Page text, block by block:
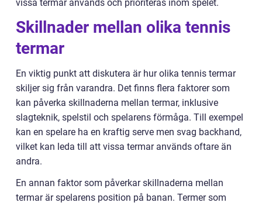
vissa termar används och prioriteras inom spelet.
Skillnader mellan olika tennis
termar
En viktig punkt att diskutera är hur olika tennis termar
skiljer sig från varandra. Det finns flera faktorer som
kan påverka skillnaderna mellan termar, inklusive
slagteknik, spelstil och spelarens förmåga. Till exempel
kan en spelare ha en kraftig serve men svag backhand,
vilket kan leda till att vissa termar används oftare än
andra.
En annan faktor som påverkar skillnaderna mellan
termar är spelarens position på banan. Termer som